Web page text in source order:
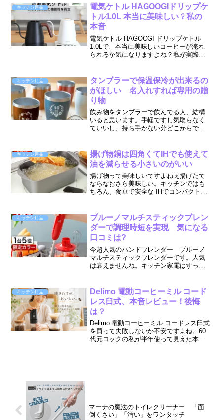
何が何でも欲しくなりますが、そんな時
でもなければ食べたい...
キッチン用品
電気ケトル HAGOOGIドリップケ
トル1.0L 本当に美味しい？私の
本音
電気ケトル HAGOOGI ドリップケトル
1.0Lで、本当に美味しいコーヒーが淹れ
られるか気になりますよね？私が実際に
本を、一緒に見つけましょう。
キッチン用品
タンブラーで保温保冷が出来るの
がほしい 名入れすれば専用の贈
り物
飲み物をタンブラーで飲んでる人、結構
いると思います。手軽ですし気取らなく
ていいし、持ち手がない分どこからでも
いものを入れてもすぐヌルくなる。最近
は、タンブラーを二重構造...
キッチン用品
揚げ物鍋は四角くてIHでも使えて
油を減らせる小さいのがいい
揚げ物って美味しいですよねぇ揚げたて
ならなおさら美味しい。キッチンではも
ちろん、食卓で安全な IHでコンパクトに
所のガスコンロの上で邪魔に大きい丸い
鍋こんなイメージ...
キッチン用品
ブルーノマルチスティックブレン
ダーで調理時短を実現 気になる
口コミは?
今超人気のハンドブレンダー ブルーノ
マルチスティックブレンダーです。人気
は衰えませんね。キッチン家電はすっき
だったりトータルの時間と手間で考える
と意外に便利でないものも...
キッチン用品
Delimo 電動コーヒーミル コード
レス臼式、本音レビュー！後悔
は？
Delimo 電動コーヒーミル コードレス臼式
を買って失敗しないか不安ですよね。60
代元コックの私が半年使って見えた本音
マーナの魔法のトイレクリーナー 「面
倒くさい」「汚い」をワンタッチ